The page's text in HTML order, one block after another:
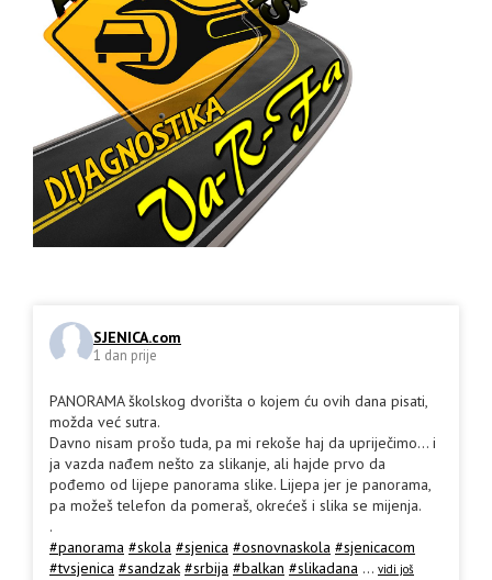
SJENICA.com
1 dan prije
PANORAMA školskog dvorišta o kojem ću ovih dana pisati,
možda već sutra.
Davno nisam prošo tuda, pa mi rekoše haj da upriječimo... i
ja vazda nađem nešto za slikanje, ali hajde prvo da
pođemo od lijepe panorama slike. Lijepa jer je panorama,
pa možeš telefon da pomeraš, okrećeš i slika se mijenja.
.
#panorama #skola #sjenica #osnovnaskola #sjenicacom
#tvsjenica #sandzak #srbija #balkan #slikadana ... vidi još